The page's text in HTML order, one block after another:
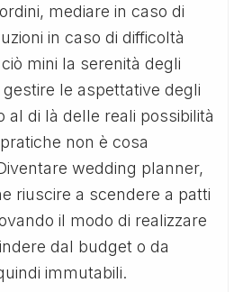
mediare in caso di
in caso di difficoltà
mini la serenità degli
le aspettative degli
al di là delle reali possibilità
non è cosa
wedding planner,
riuscire a scendere a patti
il modo di realizzare
dal budget o da
immutabili.